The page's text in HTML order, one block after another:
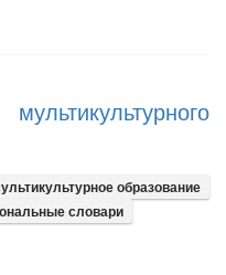
образование
словари